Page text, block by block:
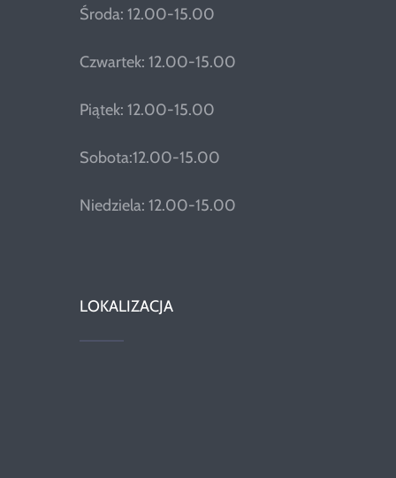
Środa: 12.00-15.00
Czwartek: 12.00-15.00
Piątek: 12.00-15.00
Sobota:12.00-15.00
Niedziela: 12.00-15.00
LOKALIZACJA